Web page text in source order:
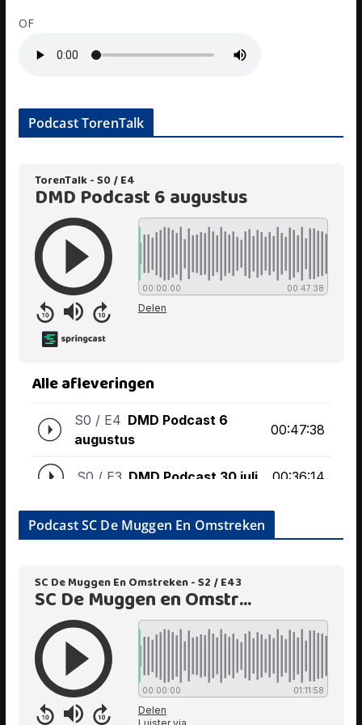
OF
Podcast TorenTalk
Podcast SC De Muggen En Omstreken